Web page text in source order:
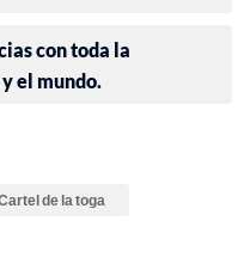
con toda la
el mundo.
de la toga